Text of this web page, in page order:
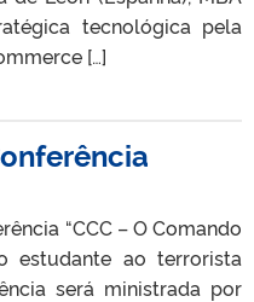
tecnológica pela
[…]
“CCC – O Comando
estudante ao terrorista
será ministrada por